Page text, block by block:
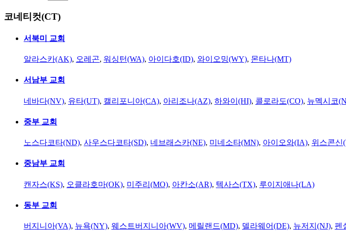
코네티컷(CT)
서북미 교회
알라스카(AK), 오레곤, 워싱턴(WA), 아이다호(ID), 와이오밍(WY), 몬타나(MT)
서남부 교회
네바다(NV), 유타(UT), 캘리포니아(CA), 아리조나(AZ), 하와이(HI), 콜로라도(CO), 뉴멕시코
중부 교회
노스다코타(ND), 사우스다코타(SD), 네브래스카(NE), 미네소타(MN), 아이오와(IA), 위스콘신
중남부 교회
캔자스(KS), 오클라호마(OK), 미주리(MO), 아칸소(AR), 텍사스(TX), 루이지애나(LA)
동부 교회
버지니아(VA), 뉴욕(NY), 웨스트버지니아(WV), 메릴랜드(MD), 델라웨어(DE), 뉴저지(NJ), 펜